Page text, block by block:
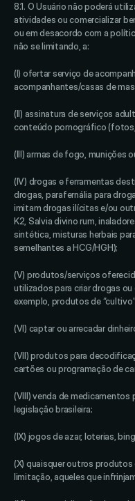
8.1. O Usuário não poderá
atividades ou comercializar
ou em desacordo com a
não se limitando, a:
(I) ofertar serviço de
acompanhantes/casas de
(II) assinatura de serviços
conteúdo pornográfico (fotos,
(III) armas de fogo, munições
(IV) drogas e ferramentas
drogas, parafernália para
imitam drogas ilícitas e/ou
K2, Salvia divino rum,
sintética, misturas herbais
semelhantes a HCG/HGH);
(V) produtos/serviços
utilizados para criar drogas
exemplo, produtos de
(VI) captar ou arrecadar
(VII) produtos para
cartões ou programação de
(VIII) venda de
legislação brasileira;
(IX) jogos de azar, loterias,
(X) quaisquer outros produtos
limitação, aqueles que